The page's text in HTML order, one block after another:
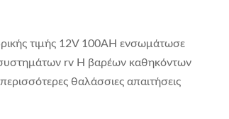
τιμής 12V 100AH ενσωμάτωσε
rv Η βαρέων καθηκόντων
θαλάσσιες απαιτήσεις